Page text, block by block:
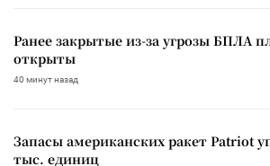
Ранее закрытые из-за угрозы БПЛА
открыты
40 минут назад
Запасы американских ракет Patriot
тыс. единиц